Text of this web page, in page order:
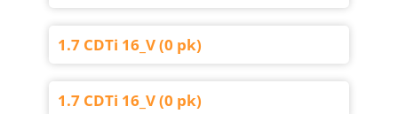
1.7 CDTi 16_V (0 pk)
1.7 CDTi 16_V (0 pk)